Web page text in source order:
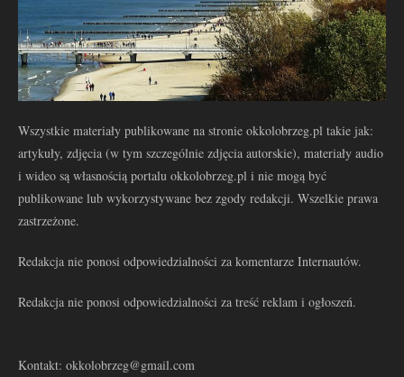
Wszystkie materiały publikowane na stronie okkolobrzeg.pl takie jak:
artykuły, zdjęcia (w tym szczególnie zdjęcia autorskie), materiały audio
i wideo są własnością portalu okkolobrzeg.pl i nie mogą być
publikowane lub wykorzystywane bez zgody redakcji. Wszelkie prawa
zastrzeżone.
Redakcja nie ponosi odpowiedzialności za komentarze Internautów.
Redakcja nie ponosi odpowiedzialności za treść reklam i ogłoszeń.
Kontakt: okkolobrzeg@gmail.com